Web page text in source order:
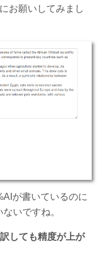
お願いしてみまし
が書いているのに
いですね。
しても精度が上が